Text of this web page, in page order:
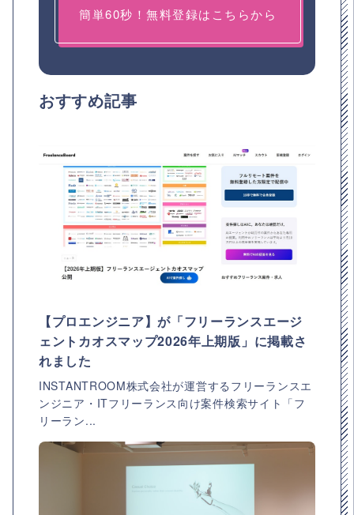
簡単60秒！無料登録はこちらから
おすすめ記事
【プロエンジニア】が「フリーランスエージ
ェントカオスマップ2026年上期版」に掲載さ
れました
INSTANTROOM株式会社が運営するフリーランスエ
ンジニア・ITフリーランス向け案件検索サイト「フ
リーラン...